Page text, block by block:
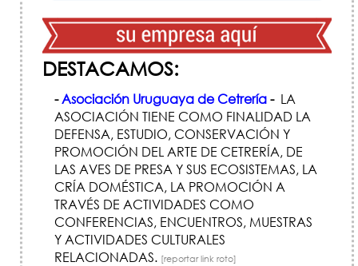
DESTACAMOS:
-Asociación Uruguaya de Cetrería-LA
ASOCIACIÓN TIENE COMO FINALIDAD LA
DEFENSA, ESTUDIO, CONSERVACIÓN Y
PROMOCIÓN DEL ARTE DE CETRERÍ­A, DE
LAS AVES DE PRESA Y SUS ECOSISTEMAS, LA
CRÍ­A DOMÉSTICA, LA PROMOCIÓN A
TRAVÉS DE ACTIVIDADES COMO
CONFERENCIAS, ENCUENTROS, MUESTRAS
Y ACTIVIDADES CULTURALES
RELACIONADAS. [reportar link roto]